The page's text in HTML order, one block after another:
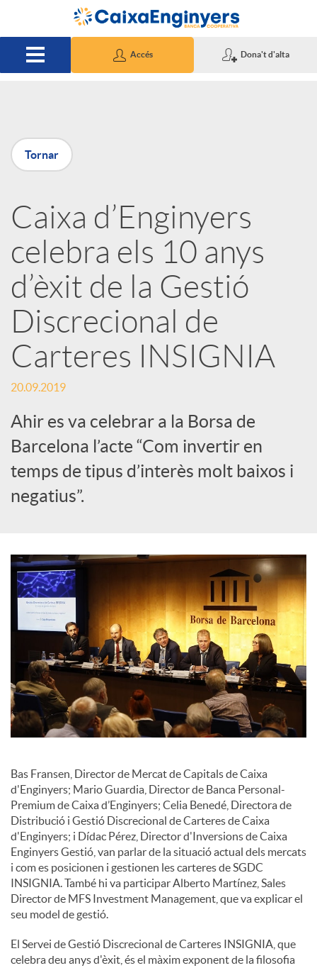
Salta al contingut principal
Accés Dona't d'alta
P
u
b
l
i
c
d
o
d
e
c
o
n
t
i
n
g
Tornar
Caixa d’Enginyers
celebra els 10 anys
d’èxit de la Gestió
Discrecional de
Carteres INSIGNIA
20.09.2019
Ahir es va celebrar a la Borsa de
Barcelona l’acte “Com invertir en
temps de tipus d’interès molt baixos i
negatius”.
Bas Fransen, Director de Mercat de Capitals de Caixa
d'Enginyers; Mario Guardia, Director de Banca Personal-
Premium de Caixa d’Enginyers; Celia Benedé, Directora de
Distribució i Gestió Discrecional de Carteres de Caixa
d'Enginyers; i Dídac Pérez, Director d'Inversions de Caixa
Enginyers Gestió, van parlar de la situació actual dels mercats
i com es posicionen i gestionen les carteres de SGDC
INSIGNIA. També hi va participar Alberto Martínez, Sales
Director de MFS Investment Management, que va explicar el
seu model de gestió.
El Servei de Gestió Discrecional de Carteres INSIGNIA, que
celebra deu anys d'èxit, és el màxim exponent de la filosofia